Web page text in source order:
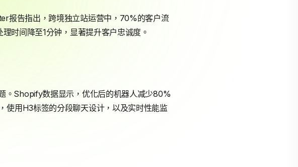
报告指出，跨境独立站运营中，70%的客户流
时间降至1分钟，显著提升客户忠诚度。
。Shopify数据显示，优化后的机器人减少80%
使用H3标签的分段聊天设计，以及实时性能监